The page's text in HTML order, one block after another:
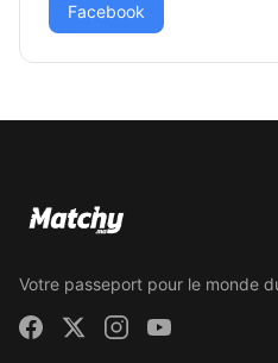
Facebook
Votre passeport pour le monde